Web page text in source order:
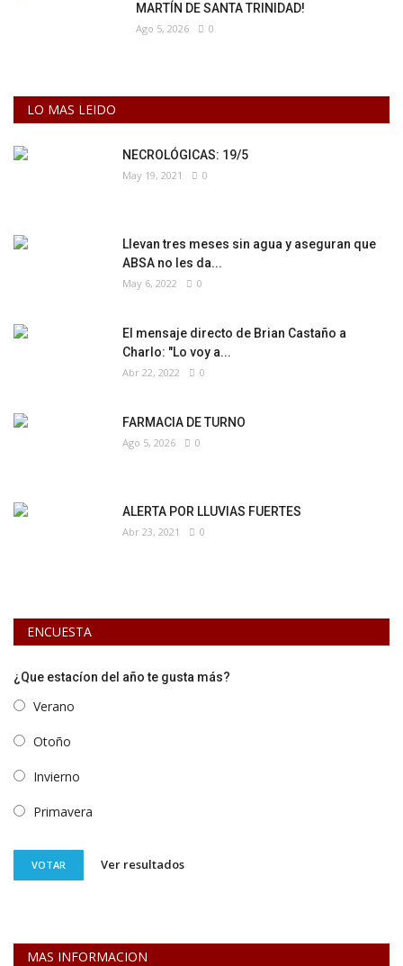
MARTÍN DE SANTA TRINIDAD!
Ago 5, 2026 0
LO MAS LEIDO
NECROLÓGICAS: 19/5
May 19, 2021 0
Llevan tres meses sin agua y aseguran que
ABSA no les da...
May 6, 2022 0
El mensaje directo de Brian Castaño a
Charlo: "Lo voy a...
Abr 22, 2022 0
FARMACIA DE TURNO
Ago 5, 2026 0
ALERTA POR LLUVIAS FUERTES
Abr 23, 2021 0
ENCUESTA
¿Que estacíon del año te gusta más?
Verano
Otoño
Invierno
Primavera
VOTAR Ver resultados
MAS INFORMACION